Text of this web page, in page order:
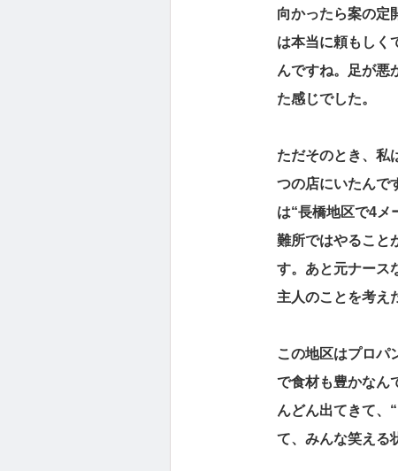
向かったら案の定
は本当に頼もしく
んですね。足が悪
た感じでした。
ただそのとき、私
つの店にいたんで
は“長橋地区で4メ
難所ではやること
す。あと元ナース
主人のことを考え
この地区はプロパ
で食材も豊かなん
んどん出てきて、
て、みんな笑える